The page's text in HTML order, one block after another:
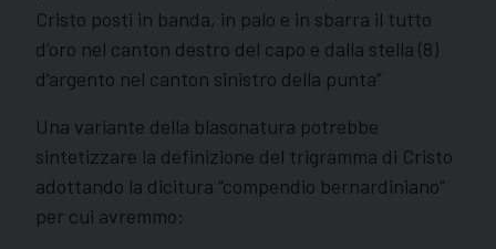
Cristo posti in banda, in palo e in sbarra il tutto
d’oro nel canton destro del capo e dalla stella (8)
d’argento nel canton sinistro della punta”
Una variante della blasonatura potrebbe
sintetizzare la definizione del trigramma di Cristo
adottando la dicitura “compendio bernardiniano”
per cui avremmo: